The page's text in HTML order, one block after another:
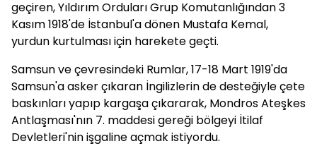
geçiren, Yıldırım Orduları Grup Komutanlığından 3
Kasım 1918'de İstanbul'a dönen Mustafa Kemal,
yurdun kurtulması için harekete geçti.
Samsun ve çevresindeki Rumlar, 17-18 Mart 1919'da
Samsun'a asker çıkaran İngilizlerin de desteğiyle çete
baskınları yapıp kargaşa çıkararak, Mondros Ateşkes
Antlaşması'nın 7. maddesi gereği bölgeyi İtilaf
Devletleri'nin işgaline açmak istiyordu.